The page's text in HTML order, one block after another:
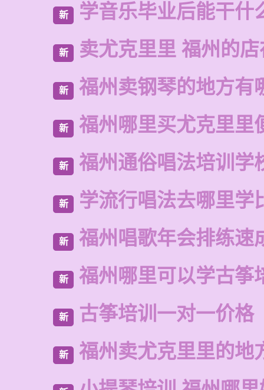
新 学音乐毕业后能干什
新 卖尤克里里 福州的
新 福州卖钢琴的地方有
新 福州哪里买尤克里里
新 福州通俗唱法培训学
新 学流行唱法去哪里学
新 福州唱歌年会排练速
新 福州哪里可以学古筝
新 古筝培训一对一价格
新 福州卖尤克里里的地